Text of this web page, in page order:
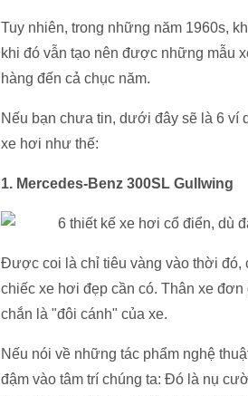
Tuy nhiên, trong những năm 1960s,
khi đó vẫn tạo nên được những mẫu
hàng đến cả chục năm.
Nếu bạn chưa tin, dưới đây sẽ là 6 ví
xe hơi như thế:
1. Mercedes-Benz 300SL Gullwing
Được coi là chỉ tiêu vàng vào thời đó,
chiếc xe hơi đẹp cần có. Thân xe
chắn là "đôi cánh" của xe.
Nếu nói về những tác phẩm nghệ
đậm vào tâm trí chúng ta: Đó là nụ